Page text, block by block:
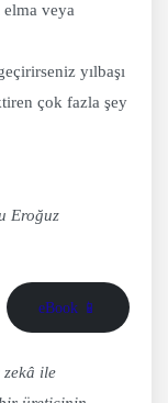
veya
yılbaşı
çok fazla şey
Eroğuz
eBook 📱
ile